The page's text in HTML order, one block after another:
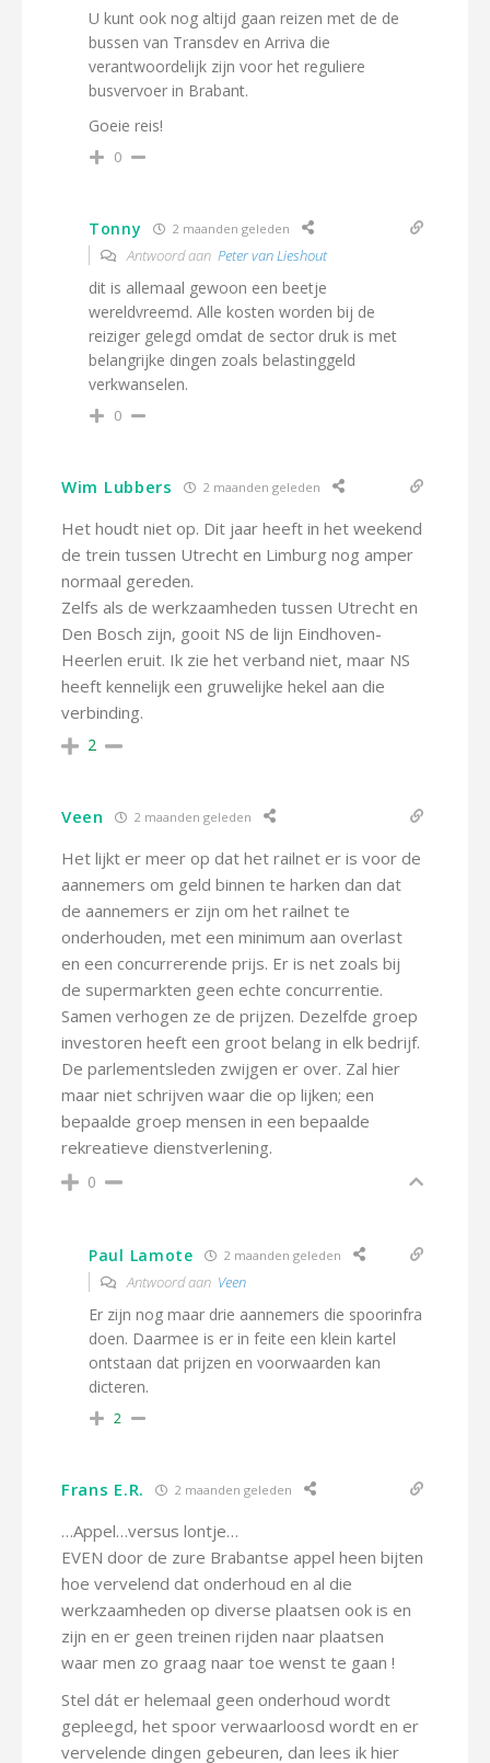
U kunt ook nog altijd gaan reizen met de de
bussen van Transdev en Arriva die
verantwoordelijk zijn voor het reguliere
busvervoer in Brabant.
Goeie reis!
0
Tonny 2 maanden geleden
Antwoord aan Peter van Lieshout
dit is allemaal gewoon een beetje
wereldvreemd. Alle kosten worden bij de
reiziger gelegd omdat de sector druk is met
belangrijke dingen zoals belastinggeld
verkwanselen.
0
Wim Lubbers 2 maanden geleden
Het houdt niet op. Dit jaar heeft in het weekend
de trein tussen Utrecht en Limburg nog amper
normaal gereden.
Zelfs als de werkzaamheden tussen Utrecht en
Den Bosch zijn, gooit NS de lijn Eindhoven-
Heerlen eruit. Ik zie het verband niet, maar NS
heeft kennelijk een gruwelijke hekel aan die
verbinding.
2
Veen 2 maanden geleden
Het lijkt er meer op dat het railnet er is voor de
aannemers om geld binnen te harken dan dat
de aannemers er zijn om het railnet te
onderhouden, met een minimum aan overlast
en een concurrerende prijs. Er is net zoals bij
de supermarkten geen echte concurrentie.
Samen verhogen ze de prijzen. Dezelfde groep
investoren heeft een groot belang in elk bedrijf.
De parlementsleden zwijgen er over. Zal hier
maar niet schrijven waar die op lijken; een
bepaalde groep mensen in een bepaalde
rekreatieve dienstverlening.
0
Paul Lamote 2 maanden geleden
Antwoord aan Veen
Er zijn nog maar drie aannemers die spoorinfra
doen. Daarmee is er in feite een klein kartel
ontstaan dat prijzen en voorwaarden kan
dicteren.
2
Frans E.R. 2 maanden geleden
…Appel…versus lontje…
EVEN door de zure Brabantse appel heen bijten
hoe vervelend dat onderhoud en al die
werkzaamheden op diverse plaatsen ook is en
zijn en er geen treinen rijden naar plaatsen
waar men zo graag naar toe wenst te gaan !
Stel dát er helemaal geen onderhoud wordt
gepleegd, het spoor verwaarloosd wordt en er
vervelende dingen gebeuren, dan lees ik hier